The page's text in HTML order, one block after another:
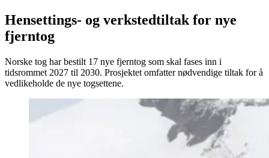
Hensettings- og verkstedtiltak for nye
fjerntog
Norske tog har bestilt 17 nye fjerntog som skal fases inn i
tidsrommet 2027 til 2030. Prosjektet omfatter nødvendige tiltak for å
vedlikeholde de nye togsettene.